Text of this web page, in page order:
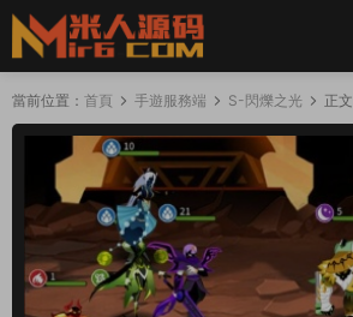
當前位置： 首頁 手遊服務端 S-閃爍之光 正文